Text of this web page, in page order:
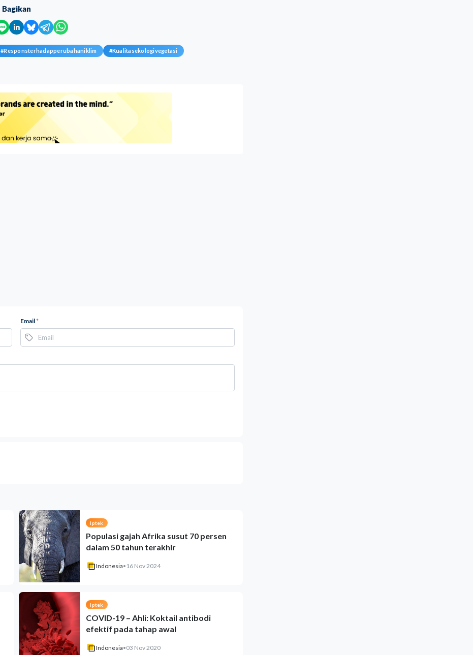
Bagikan
#Responsterhadapperubahaniklim #Kualitasekologivegetasi
Email*
Iptek
Populasi gajah Afrika susut 70 persen
dalam 50 tahun terakhir
Indonesia• 16 Nov 2024
Iptek
COVID-19 – Ahli: Koktail antibodi
efektif pada tahap awal
Indonesia•03 Nov 2020